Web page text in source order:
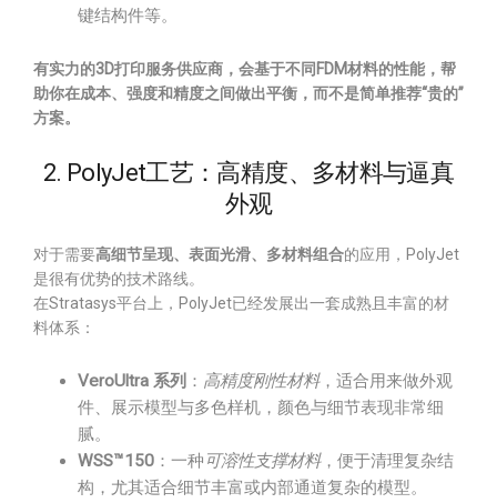
键结构件等。
有实力的3D打印服务供应商，会基于不同FDM材料的性能，帮
助你在成本、强度和精度之间做出平衡，而不是简单推荐“贵的”
方案。
2. PolyJet工艺：高精度、多材料与逼真
外观
对于需要高细节呈现、表面光滑、多材料组合的应用，PolyJet
是很有优势的技术路线。
在Stratasys平台上，PolyJet已经发展出一套成熟且丰富的材
料体系：
VeroUltra 系列 ： 高精度刚性材料，适合用来做外观
件、展示模型与多色样机，颜色与细节表现非常细
腻。
WSS™150 ：一种 可溶性支撑材料，便于清理复杂结
构，尤其适合细节丰富或内部通道复杂的模型。